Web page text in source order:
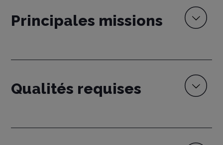
Principales missions
Qualités requises